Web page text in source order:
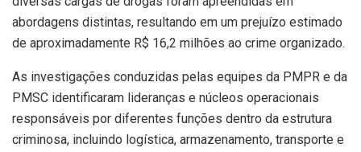
abordagens distintas, resultando em um prejuízo estimado
de aproximadamente R$ 16,2 milhões ao crime organizado.
As investigações conduzidas pelas equipes da PMPR e da
PMSC identificaram lideranças e núcleos operacionais
responsáveis por diferentes funções dentro da estrutura
criminosa, incluindo logística, armazenamento, transporte e